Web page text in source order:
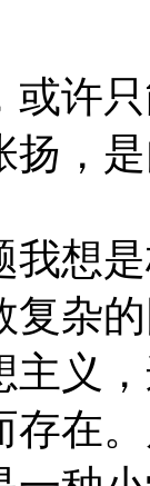
或许
扬，
我想
复杂
主义
存在